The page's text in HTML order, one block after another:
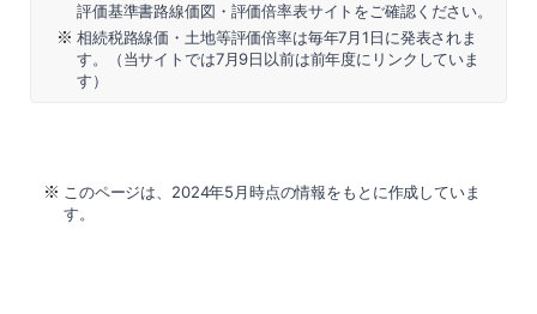
評価基準書路線価図・評価倍率表サイトをご確認ください。
相続税路線価・土地等評価倍率は毎年7月1日に発表されま
す。（当サイトでは7月9日以前は前年度にリンクしていま
す）
このページは、2024年5月時点の情報をもとに作成していま
す。